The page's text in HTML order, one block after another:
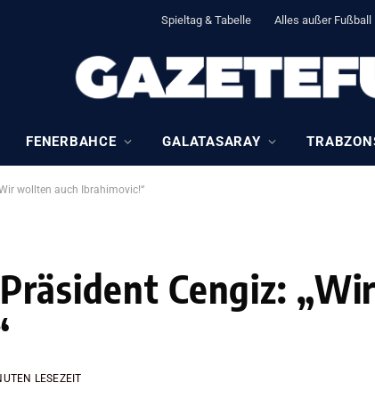
Spieltag & Tabelle Alles außer Fußball
FENERBAHCE GALATASARAY
wollten auch Ibrahimovic!“
Cengiz:
LESEZEIT